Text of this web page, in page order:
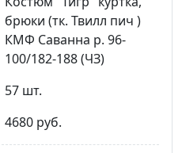
брюки (тк. Твилл пич )
КМФ Саванна р. 96-
100/182-188 (ЧЗ)
57 шт.
4680 руб.